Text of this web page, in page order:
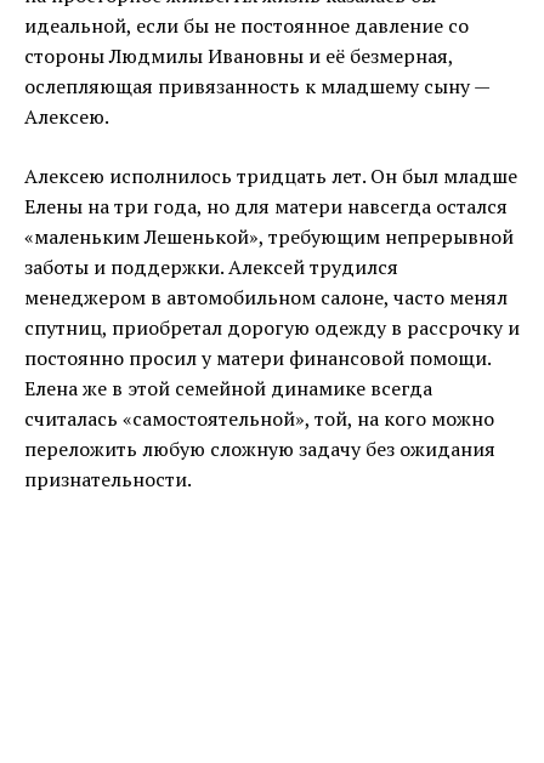
идеальной, если бы не постоянное давление со
стороны Людмилы Ивановны и её безмерная,
ослепляющая привязанность к младшему сыну —
Алексею.
Алексею исполнилось тридцать лет. Он был младше
Елены на три года, но для матери навсегда остался
«маленьким Лешенькой», требующим непрерывной
заботы и поддержки. Алексей трудился
менеджером в автомобильном салоне, часто менял
спутниц, приобретал дорогую одежду в рассрочку и
постоянно просил у матери финансовой помощи.
Елена же в этой семейной динамике всегда
считалась «самостоятельной», той, на кого можно
переложить любую сложную задачу без ожидания
признательности.